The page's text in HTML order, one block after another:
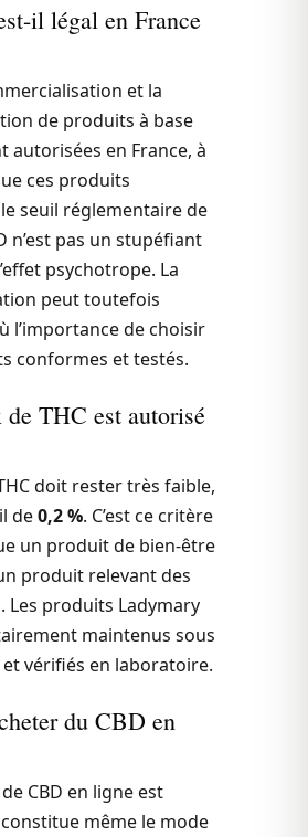
il légal en France
et la
de produits à base
autorisées en France, à
ces produits
seuil réglementaire de
n’est pas un stupéfiant
psychotrope. La
peut toutefois
l’importance de choisir
conformes et testés.
THC est autorisé
doit rester très faible,
de0,2 %. C’est ce critère
un produit de bien-être
produit relevant des
Les produits Ladymary
maintenus sous
vérifiés en laboratoire.
du CBD en
de CBD en ligne est
même le mode